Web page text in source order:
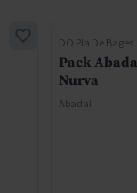
DO Pla De Bages
Pack
Nurva
Abadal